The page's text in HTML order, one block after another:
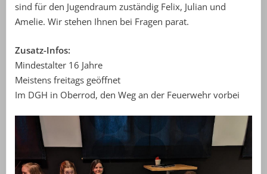
sind für den Jugendraum zuständig Felix, Julian und
Amelie. Wir stehen Ihnen bei Fragen parat.
Zusatz-Infos:
Mindestalter 16 Jahre
Meistens freitags geöffnet
Im DGH in Oberrod, den Weg an der Feuerwehr vorbei